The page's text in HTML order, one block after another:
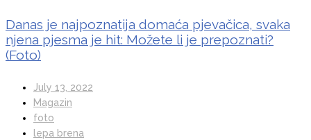
Danas je najpoznatija domaća pjevačica, svaka
njena pjesma je hit: Možete li je prepoznati?
(Foto)
July 13, 2022
Magazin
foto
lepa brena